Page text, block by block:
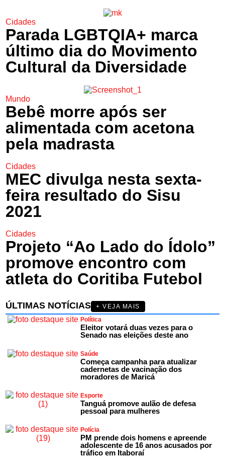
Cidades
Parada LGBTQIA+ marca
último dia do Movimento
Cultural da Diversidade
Mundo
Bebê morre após ser
alimentada com acetona
pela madrasta
Cidades
MEC divulga nesta sexta-
feira resultado do Sisu
2021
Cidades
Projeto “Ao Lado do Ídolo”
promove encontro com
atleta do Coritiba Futebol
ÚLTIMAS NOTÍCIAS
+ VEJA MAIS
Política
Eleitor votará duas vezes para o
Senado nas eleições deste ano
Saúde
Começa campanha para atualizar
cadernetas de vacinação dos
moradores de Maricá
Esporte
Tanguá promove aulão de defesa
pessoal para mulheres
Polícia
PM prende dois homens e apreende
adolescente de 16 anos acusados por
tráfico em Itaboraí